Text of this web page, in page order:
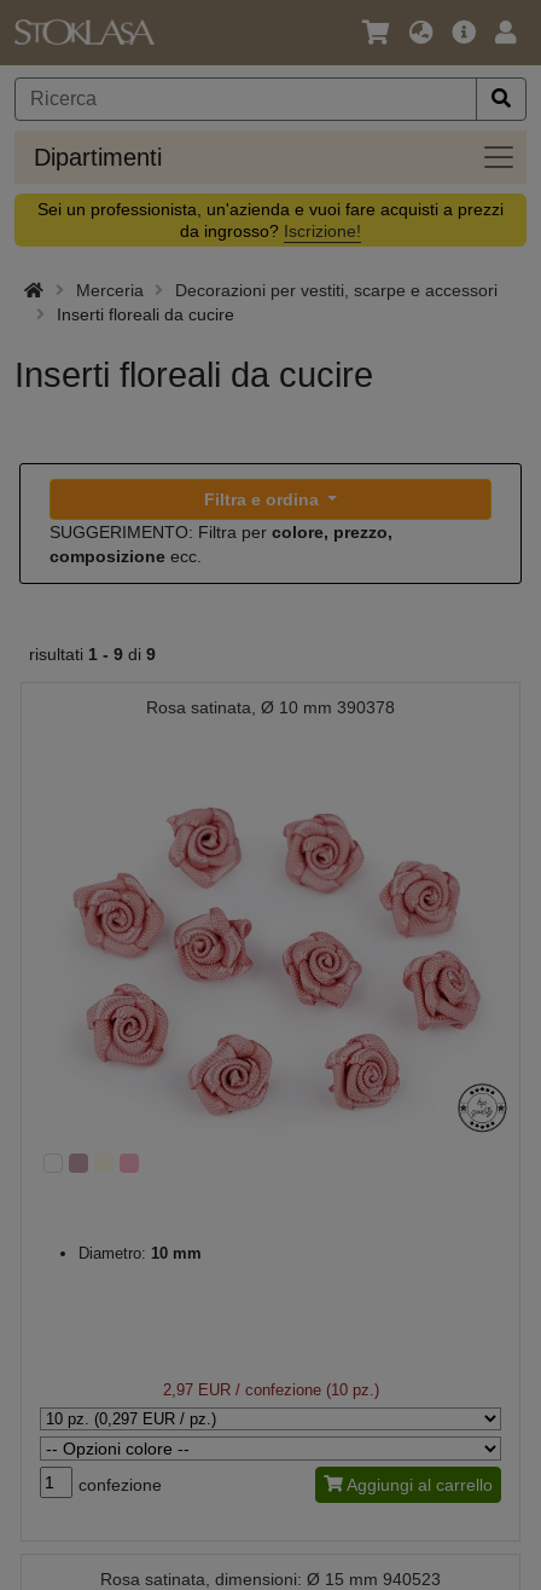
Lingua
Valuta
Offerta
Dipartimenti
Sei un professionista, un'azienda e vuoi fare acquisti a prezzi
da ingrosso? Iscrizione!
Merceria
Decorazioni per vestiti, scarpe e accessori
Inserti floreali da cucire
Inserti floreali da cucire
Filtra e ordina
SUGGERIMENTO: Filtra per colore, prezzo,
composizione ecc.
risultati 1 - 9 di 9
Rosa satinata, Ø 10 mm 390378
Diametro: 10 mm
2,97 EUR/ confezione (10 pz.)
confezione Aggiungi al carrello
Rosa satinata, dimensioni: Ø 15 mm 940523